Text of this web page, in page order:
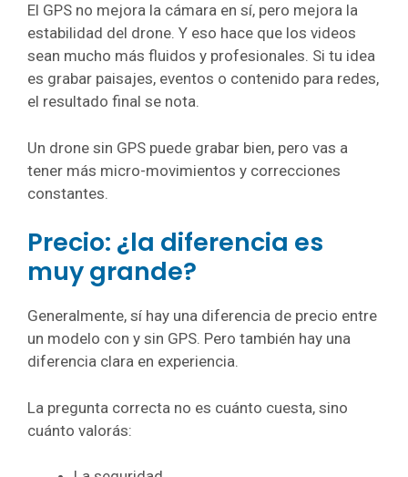
El GPS no mejora la cámara en sí, pero mejora la
estabilidad del drone. Y eso hace que los videos
sean mucho más fluidos y profesionales. Si tu idea
es grabar paisajes, eventos o contenido para redes,
el resultado final se nota.
Un drone sin GPS puede grabar bien, pero vas a
tener más micro-movimientos y correcciones
constantes.
Precio: ¿la diferencia es
muy grande?
Generalmente, sí hay una diferencia de precio entre
un modelo con y sin GPS. Pero también hay una
diferencia clara en experiencia.
La pregunta correcta no es cuánto cuesta, sino
cuánto valorás: